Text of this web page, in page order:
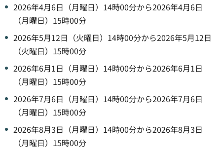
2026年4月6日（月曜日）14時00分から2026年4月6日
（月曜日）15時00分
2026年5月12日（火曜日）14時00分から2026年5月12日
（火曜日）15時00分
2026年6月1日（月曜日）14時00分から2026年6月1日
（月曜日）15時00分
2026年7月6日（月曜日）14時00分から2026年7月6日
（月曜日）15時00分
2026年8月3日（月曜日）14時00分から2026年8月3日
（月曜日）15時00分